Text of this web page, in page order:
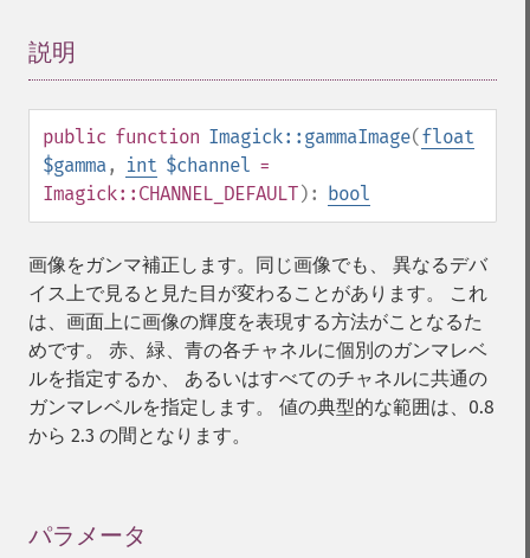
説明
public function Imagick::gammaImage(float
$gamma, int $channel =
Imagick::CHANNEL_DEFAULT): bool
画像をガンマ補正します。同じ画像でも、 異なるデバ
イス上で見ると見た目が変わることがあります。 これ
は、画面上に画像の輝度を表現する方法がことなるた
めです。 赤、緑、青の各チャネルに個別のガンマレベ
ルを指定するか、 あるいはすべてのチャネルに共通の
ガンマレベルを指定します。 値の典型的な範囲は、0.8
から 2.3 の間となります。
パラメータ